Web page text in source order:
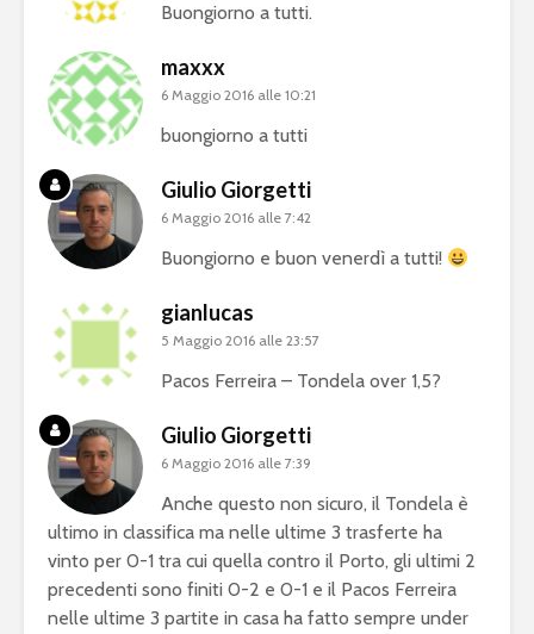
Buongiorno a tutti.
maxxx
6 Maggio 2016 alle 10:21
buongiorno a tutti
Giulio Giorgetti
6 Maggio 2016 alle 7:42
Buongiorno e buon venerdì a tutti!
gianlucas
5 Maggio 2016 alle 23:57
Pacos Ferreira – Tondela over 1,5?
Giulio Giorgetti
6 Maggio 2016 alle 7:39
Anche questo non sicuro, il Tondela è
ultimo in classifica ma nelle ultime 3 trasferte ha
vinto per 0-1 tra cui quella contro il Porto, gli ultimi 2
precedenti sono finiti 0-2 e 0-1 e il Pacos Ferreira
nelle ultime 3 partite in casa ha fatto sempre under